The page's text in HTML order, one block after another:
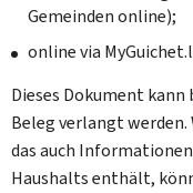
Gemeinden online);
online via My
Dieses Dokument
Beleg verlangt
das auch
Haushalts enthält,